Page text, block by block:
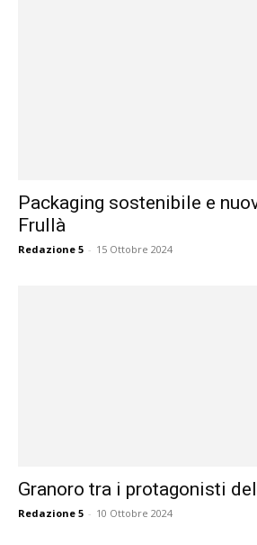
Packaging sostenibile e
Frullà
Redazione 5 - 15 Ottobre 2024
Granoro tra i protagonisti
Redazione 5 - 10 Ottobre 2024